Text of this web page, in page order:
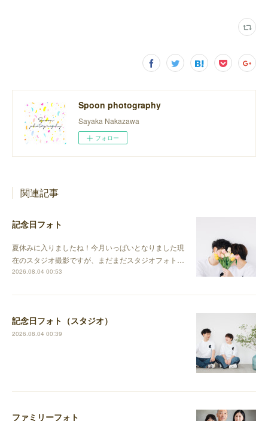
Spoon photography
Sayaka Nakazawa
フォロー
関連記事
記念日フォト
夏休みに入りましたね！今月いっぱいとなりました現
在のスタジオ撮影ですが、まだまだスタジオフォト…
2026.08.04 00:53
記念日フォト（スタジオ）
2026.08.04 00:39
ファミリーフォト